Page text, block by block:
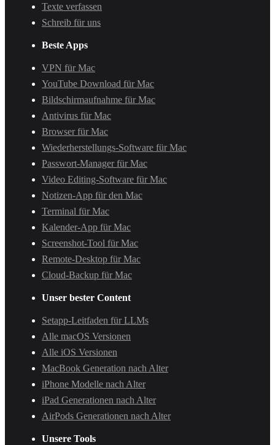
Texte verfassen
Schreib für uns
Beste Apps
VPN für Mac
YouTube Download für Mac
Bildschirmaufnahme für Mac
Antivirus für Mac
Browser für Mac
Wiederherstellungs-Software für Mac
Passwort-Manager für Mac
Video Editing-Software für Mac
Notizen-App für den Mac
Terminal für Mac
Kalender-App für Mac
Screenshot-Tool für Mac
Remote-Desktop für Mac
Cloud-Backup für Mac
Unser bester Content
Setapp-Leitfaden für LLMs
Alle macOS Versionen
Alle iOS Versionen
MacBook Generation nach Alter
iPhone Modelle nach Alter
iPad Generationen nach Alter
AirPods Generationen nach Alter
Unsere Tools